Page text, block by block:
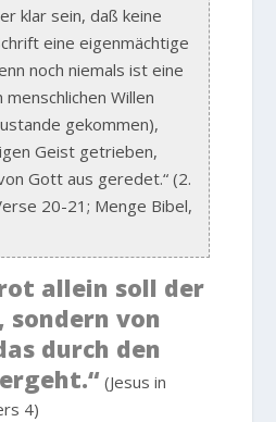
klar sein, daß keine
eine eigenmächtige
noch niemals ist eine
Willen
gekommen),
Geist getrieben,
Gott aus geredet.“ (2.
20-21; Menge Bibel,
allein soll der
sondern von
durch den
(Jesus in
4)